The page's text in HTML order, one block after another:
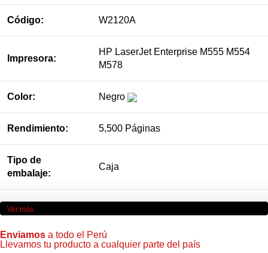
Código: W2120A
Impresora:
HP LaserJet Enterprise M555 M554
M578
Color: Negro
Rendimiento: 5,500 Páginas
Tipo de
embalaje:
Caja
Ver más
Enviamos a todo el Perú
Llevamos tu producto a cualquier parte del país